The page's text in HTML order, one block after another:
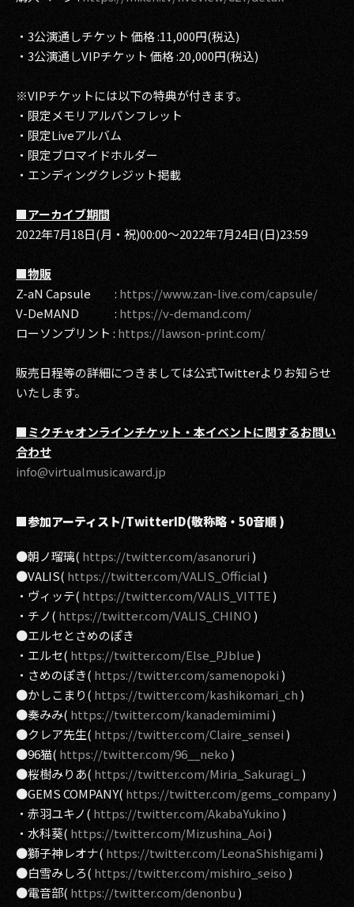
・3公演通しチケット 価格 :11,000円(税込)
・3公演通しVIPチケット 価格 :20,000円(税込)
※VIPチケットには以下の特典が付きます。
・限定メモリアルパンフレット
・限定Liveアルバム
・限定ブロマイドホルダー
・エンディングクレジット掲載
■アーカイブ期間
2022年7月18日(月・祝)00:00～2022年7月24日(日)23:59
■物販
Z-aN Capsule : https://www.zan-live.com/capsule/
V-DeMAND : https://v-demand.com/
ローソンプリント : https://lawson-print.com/
販売日程等の詳細につきましては公式Twitterよりお知らせ
いたします。
■ミクチャオンラインチケット・本イベントに関するお問い
合わせ
info@virtualmusicaward.jp
■参加アーティスト/TwitterID(敬称略・50音順 )
●朝ノ瑠璃( https://twitter.com/asanoruri )
●VALIS( https://twitter.com/VALIS_Official )
・ヴィッテ( https://twitter.com/VALIS_VITTE )
・チノ( https://twitter.com/VALIS_CHINO )
●エルセとさめのぽき
・エルセ( https://twitter.com/Else_PJblue )
・さめのぽき( https://twitter.com/samenopoki)
●かしこまり( https://twitter.com/kashikomari_ch )
●奏みみ( https://twitter.com/kanademimimi)
●クレア先生( https://twitter.com/Claire_sensei)
●96猫( https://twitter.com/96__neko )
●桜樹みりあ( https://twitter.com/Miria_Sakuragi_
)
●GEMS COMPANY( https://twitter.com/gems_company)
・赤羽ユキノ( https://twitter.com/AkabaYukino )
・水科葵( https://twitter.com/Mizushina_Aoi )
●獅子神レオナ( https://twitter.com/LeonaShishigami )
●白雪みしろ( https://twitter.com/mishiro_seiso )
●電音部( https://twitter.com/denonbu )